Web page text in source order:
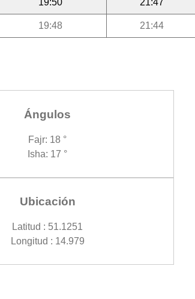
19:50 21:47
19:48 21:44
Ángulos
Fajr: 18 °
Isha: 17 °
Ubicación
Latitud : 51.1251
Longitud : 14.979